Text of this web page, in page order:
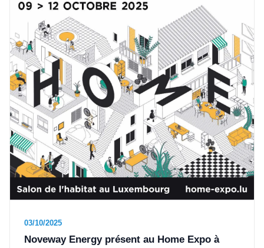
03/10/2025
Noveway Energy présent au Home Expo à